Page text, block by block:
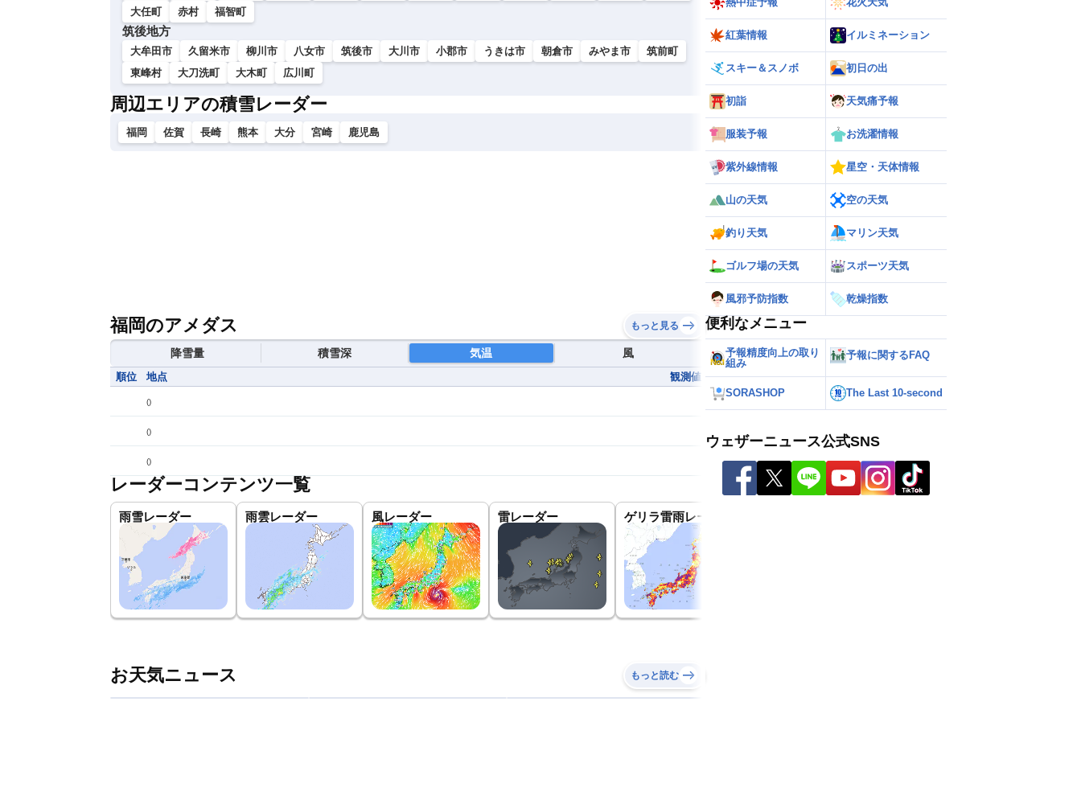
大任町
赤村 福智町
筑後地方
大牟田市 久留米市 柳川市 八女市 筑後市 大川市 小郡市 うきは市 朝倉市 みやま市
筑前町
東峰村
大刀洗町 大木町 広川町
周辺エリアの積雪レーダー
福岡 佐賀 長崎 熊本 大分 宮崎 鹿児島
福岡のアメダス もっと見る
降雪量 積雪深 気温 風
順位 地点 観測値
()
()
()
レーダーコンテンツ一覧
雨雪レーダー 雨雲レーダー 風レーダー 雷レーダー ゲリラ雷雨レーダー
お天気ニュース もっと読む
紅葉情報 イルミネーション
スキー＆スノボ 初日の出
初詣 天気痛予報
服装予報 お洗濯情報
紫外線情報 星空・天体情報
山の天気 空の天気
釣り天気 マリン天気
ゴルフ場の天気 スポーツ天気
風邪予防指数 乾燥指数
便利なメニュー
予報精度向上の取り
組み
予報に関するFAQ
SORASHOP The Last 10-second
ウェザーニュース公式SNS